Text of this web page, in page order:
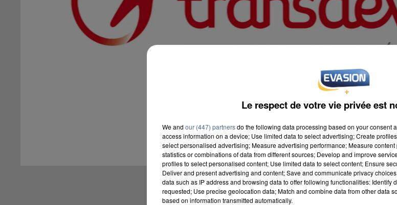
Le respect de votre vie privée est
We and our (447) partnersdo the following data processing based on your consent
access information on a device; Use limited data to select advertising; Create
select personalised advertising; Measure advertising performance; Measure
statistics or combinations of data from different sources; Develop and improve
profiles to select personalised content; Use limited data to select content; Ensure
Deliver and present advertising and content; Save and communicate privacy
data such as IP address and browsing data to offer following functionalities: Identify
requested; Use precise geolocation data; Match and combine data from other data
based on information transmitted automatically.